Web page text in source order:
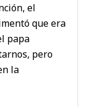
el
que era
papa
pero
la